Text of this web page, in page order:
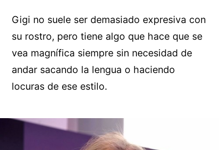
Gigi no suele ser demasiado expresiva con
su rostro, pero tiene algo que hace que se
vea magnífica siempre sin necesidad de
andar sacando la lengua o haciendo
locuras de ese estilo.